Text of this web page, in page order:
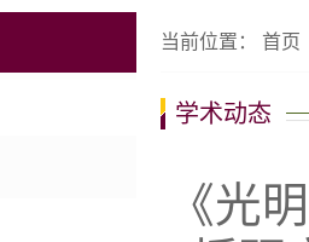
当前位置： 首页
学术动态
《光